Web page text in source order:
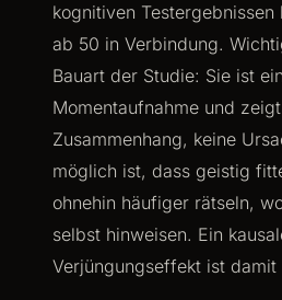
kognitiven Testergebnissen
ab 50 in Verbindung.
Bauart der Studie: Sie ist
Momentaufnahme und
Zusammenhang, keine
möglich ist, dass geistig
ohnehin häufiger rätseln,
selbst hinweisen. Ein
Verjüngungseffekt ist damit